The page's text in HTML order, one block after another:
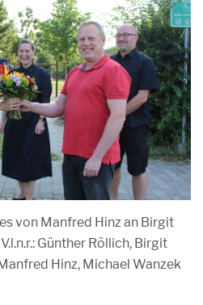
von Manfred Hinz an Birgit
Günther Röllich, Birgit
Hinz, Michael Wanzek